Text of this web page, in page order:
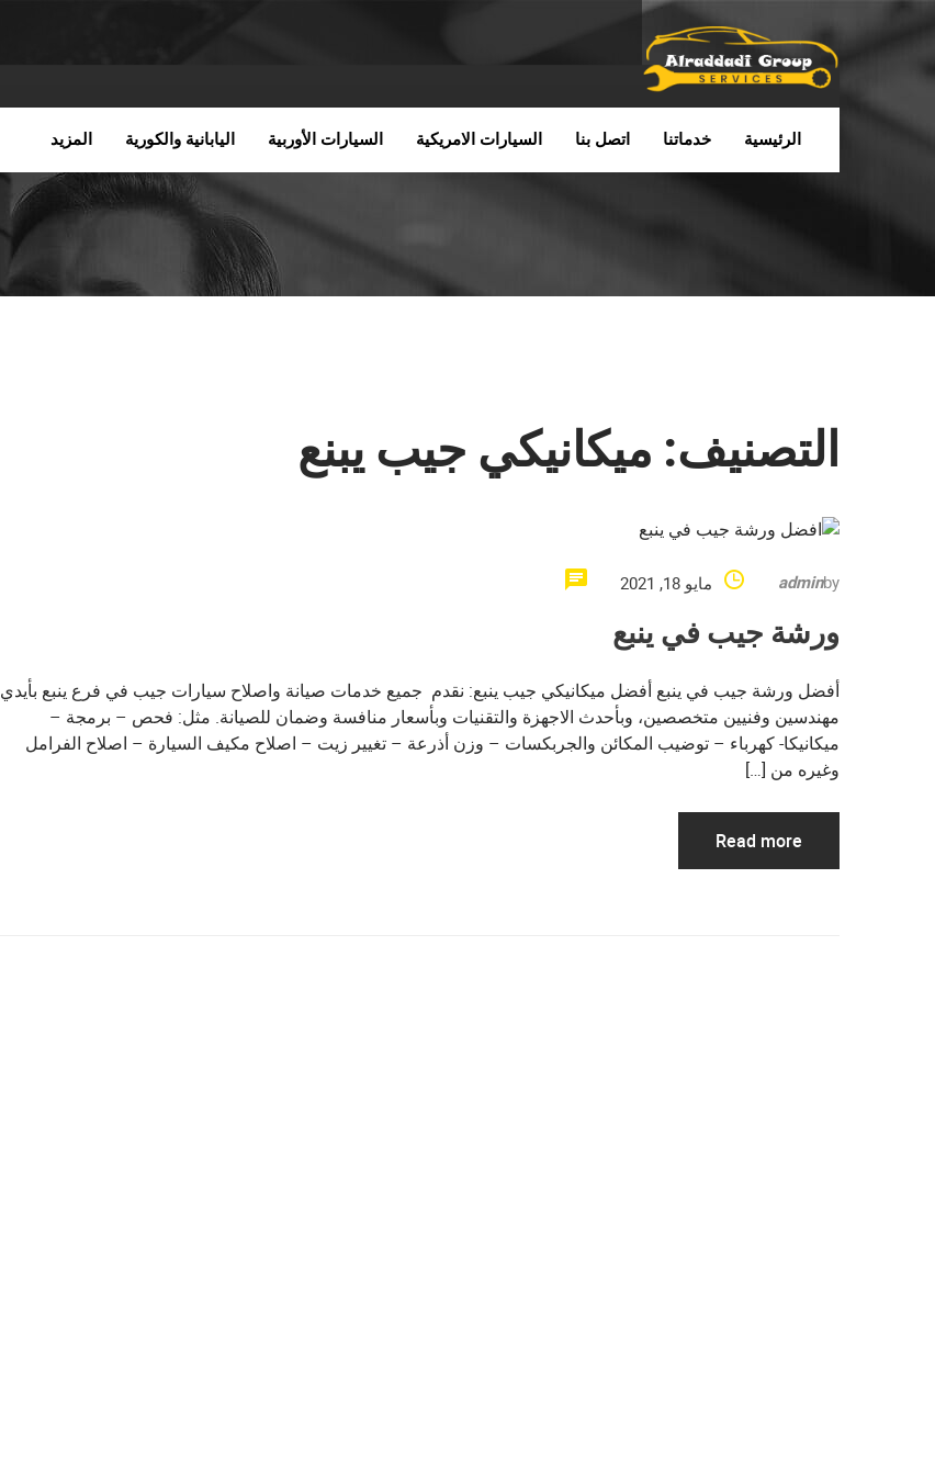
الرئيسية خدماتنا اتصل بنا السيارات الامريكية السيارات الأوربية اليابانية والكورية المزيد
التصنيف: ميكانيكي جيب يبنع
by
admin مايو 18, 2021
ورشة جيب في ينبع
أفضل ورشة جيب في ينبع أفضل ميكانيكي جيب ينبع: نقدم جميع خدمات صيانة واصلاح سيارات جيب في فرع ينبع بأيدي
مهندسين وفنيين متخصصين، وبأحدث الاجهزة والتقنيات وبأسعار منافسة وضمان للصيانة. مثل: فحص – برمجة –
ميكانيكا- كهرباء – توضيب المكائن والجربكسات – وزن أذرعة – تغيير زيت – اصلاح مكيف السيارة – اصلاح الفرامل
وغيره من […]
Read more